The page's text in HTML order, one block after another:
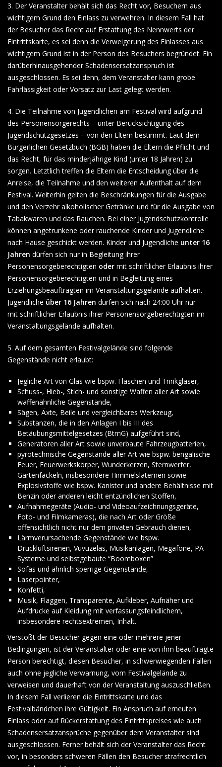
3. Der Veranstalter behält sich das Recht vor, Besuchern aus
wichtigem Grund den Einlass zu verwehren. In diesem Fall hat
der Besucher das Recht auf Erstattung des Nennwerts der
Eintrittskarte, es sei denn die Verweigerung des Einlasses aus
wichtigem Grund ist in der Person des Besuchers begründet. Ein
darüberhinausgehender Schadensersatzanspruch ist
ausgeschlossen. Es sei denn, dem Veranstalter kann grobe
Fahrlässigkeit oder Vorsatz zur Last gelegt werden.
4. Die Teilnahme von Jugendlichen am Festival wird aufgrund
des Personensorgerechts – unter Berücksichtigung des
Jugendschutzgesetzes – von den Eltern bestimmt. Laut dem
Bürgerlichen Gesetzbuch (BGB) haben die Eltern die Pflicht und
das Recht, für das minderjährige Kind (unter 18 Jahren) zu
sorgen. Letztlich treffen die Eltern die Entscheidung über die
Anreise, die Teilnahme und den weiteren Aufenthalt auf dem
Festival. Weiterhin gelten die Beschränkungen für die Ausgabe
und den Verzehr alkoholischer Getränke und für die Ausgabe von
Tabakwaren und das Rauchen. Bei einer Jugendschutzkontrolle
können angetrunkene oder rauchende Kinder und Jugendliche
nach Hause geschickt werden. Kinder und Jugendliche unter 16
Jahren dürfen sich nur in Begleitung ihrer
Personensorgeberechtigten oder mit schriftlicher Erlaubnis ihrer
Personensorgeberechtigten und in Begleitung eines
Erziehungsbeauftragten im Veranstaltungsgelände aufhalten.
Jugendliche über 16 Jahren dürfen sich nach 24:00 Uhr nur
mit schriftlicher Erlaubnis ihrer Personensorgeberechtigten im
Veranstaltungsgelände aufhalten.
5. Auf dem gesamten Festivalgelände sind folgende
Gegenstände nicht erlaubt:
Jegliche Art von Glas wie bspw. Flaschen und Trinkgläser,
Schuss-, Hieb-, Stich- und sonstige Waffen aller Art sowie
waffenähnliche Gegenstände,
Sägen, Äxte, Beile und vergleichbares Werkzeug,
Substanzen, die in den Anlagen I bis III des
Betäubungsmittelgesetzes (BtmG) aufgeführt sind,
Generatoren aller Art sowie unverbaute Fahrzeugbatterien,
pyrotechnische Gegenstände aller Art wie bspw. bengalische
Feuer, Feuerwerkskörper, Wunderkerzen, Sternwerfer,
Gartenfackeln, insbesondere Himmelslaternen sowie
Explosivstoffe wie bspw. Kanister und andere Behältnisse mit
Benzin oder anderen leicht entzündlichen Stoffen,
Aufnahmegeräte (Audio- und Videoaufzeichnungsgeräte,
Foto- und Filmkameras), die nach Art oder Größe
offensichtlich nicht nur dem privaten Gebrauch dienen,
Lärmverursachende Gegenstände wie bspw.
Druckluftsirenen, Vuvuzelas, Musikanlagen, Megafone, PA-
Systeme und selbstgebaute “Boomboxen”
Sofas und ähnlich sperrige Gegenstände,
Laserpointer,
Konfetti,
Musik, Flaggen, Transparente, Aufkleber, Aufnäher und
Aufdrucke auf Kleidung mit verfassungsfeindlichem,
insbesondere rechtsextremen, Inhalt.
Verstößt der Besucher gegen eine oder mehrere jener
Bedingungen, ist der Veranstalter oder eine von ihm beauftragte
Person berechtigt, diesen Besucher, in schwerwiegenden Fällen
auch ohne jegliche Verwarnung, vom Festivalgelände zu
verweisen und dauerhaft von der Veranstaltung auszuschließen.
In diesem Fall verlieren die Eintrittskarte und das
Festivalbändchen ihre Gültigkeit. Ein Anspruch auf erneuten
Einlass oder auf Rückerstattung des Eintrittspreises wie auch
Schadensersatzansprüche gegenüber dem Veranstalter sind
ausgeschlossen. Ferner behält sich der Veranstalter das Recht
vor, in besonders schweren Fällen den Besucher strafrechtlich